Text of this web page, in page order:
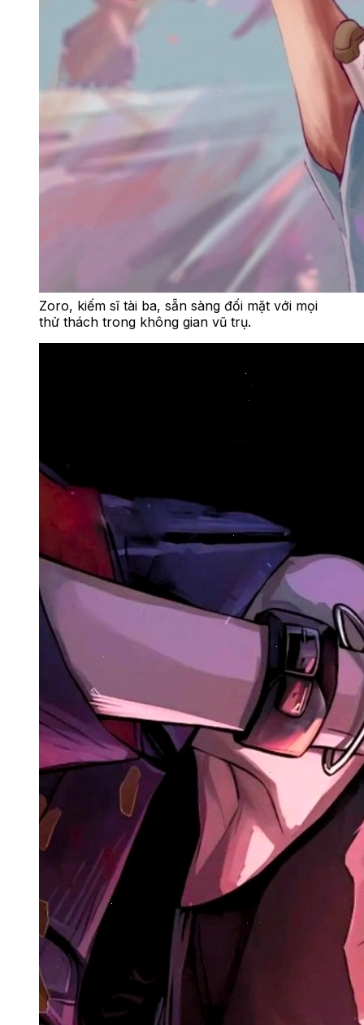
Zoro, kiếm sĩ tài ba, sẵn sàng đối mặt với mọi
thử thách trong không gian vũ trụ.